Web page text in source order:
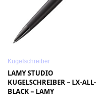
Kugelschreiber
LAMY STUDIO
KUGELSCHREIBER – LX-ALL-
BLACK – LAMY